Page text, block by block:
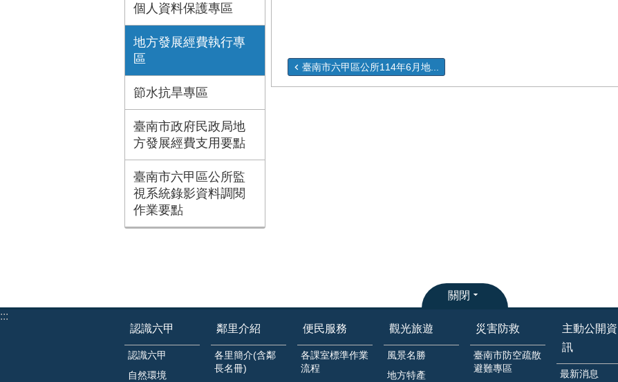
個人資料保護專區
地方發展經費執行專
區
節水抗旱專區
臺南市政府民政局地
方發展經費支用要點
臺南市六甲區公所監
視系統錄影資料調閱
作業要點
臺南市六甲區公所114年6月地...
關閉
:::
認識六甲
認識六甲
自然環境
鄰里介紹
各里簡介(含鄰
長名冊)
便民服務
各課室標準作業
流程
觀光旅遊
風景名勝
地方特產
災害防救
臺南市防空疏散
避難專區
主動公開資
訊
最新消息